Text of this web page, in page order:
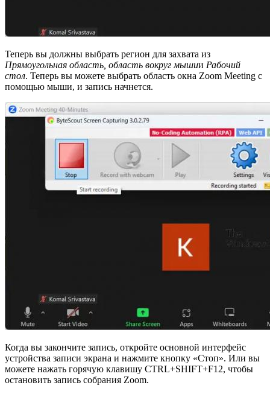
Теперь вы должны выбрать регион для захвата из
Прямоугольная область, область вокруг мышии Рабочий
стол. Теперь вы можете выбрать область окна Zoom Meeting с
помощью мыши, и запись начнется.
Когда вы закончите запись, откройте основной интерфейс
устройства записи экрана и нажмите кнопку «Стоп». Или вы
можете нажать горячую клавишу CTRL+SHIFT+F12, чтобы
остановить запись собрания Zoom.